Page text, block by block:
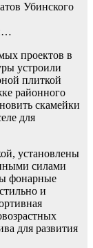
Убинского
проектов в
устроили
плиткой
районного
скамейки
для
установлены
силами
фонарные
и
для развития